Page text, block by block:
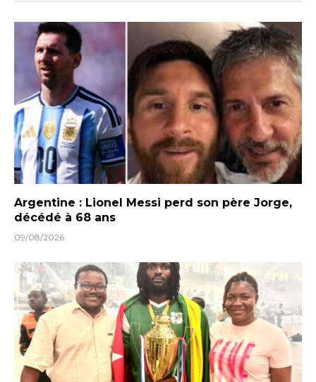
Argentine : Lionel Messi perd son père Jorge,
décédé à 68 ans
09/08/2026